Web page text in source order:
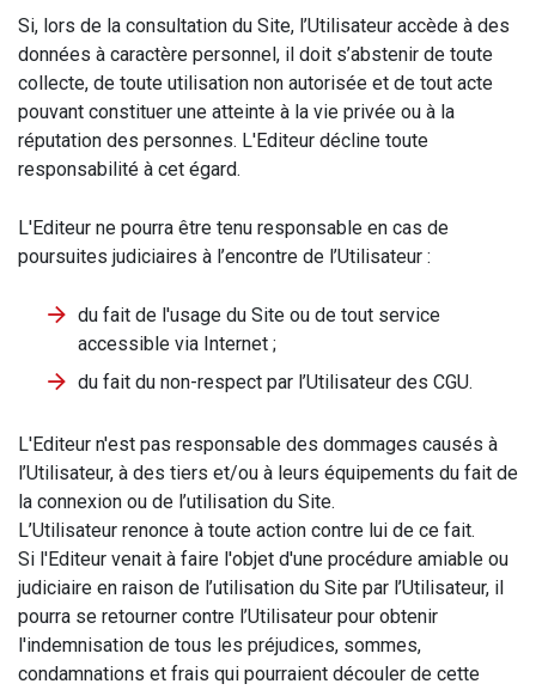
Si, lors de la consultation du Site, l’Utilisateur accède à des
données à caractère personnel, il doit s’abstenir de toute
collecte, de toute utilisation non autorisée et de tout acte
pouvant constituer une atteinte à la vie privée ou à la
réputation des personnes. L'Editeur décline toute
responsabilité à cet égard.
L'Editeur ne pourra être tenu responsable en cas de
poursuites judiciaires à l’encontre de l’Utilisateur :
du fait de l'usage du Site ou de tout service
accessible via Internet ;
du fait du non-respect par l’Utilisateur des CGU.
L'Editeur n'est pas responsable des dommages causés à
l’Utilisateur, à des tiers et/ou à leurs équipements du fait de
la connexion ou de l’utilisation du Site.
L’Utilisateur renonce à toute action contre lui de ce fait.
Si l'Editeur venait à faire l'objet d'une procédure amiable ou
judiciaire en raison de l’utilisation du Site par l’Utilisateur, il
pourra se retourner contre l’Utilisateur pour obtenir
l'indemnisation de tous les préjudices, sommes,
condamnations et frais qui pourraient découler de cette